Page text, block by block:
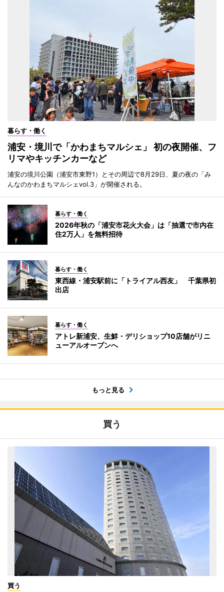
暮らす・働く
浦安・境川で「かわまちマルシェ」 初の夜開催、フ
リマやキッチンカーなど
浦安の境川公園（浦安市東野1）とその周辺で8月29日、夏の夜の「み
んなのかわまちマルシェvol.3」が開催される。
暮らす・働く
2026年秋の「浦安市花火大会」は「抽選で市内在
住2万人」を無料招待
暮らす・働く
東西線・浦安駅前に「トライアル西友」 千葉県初
出店
暮らす・働く
アトレ新浦安、生鮮・デリショップ10店舗がリニ
ューアルオープンへ
もっと見る
買う
買う